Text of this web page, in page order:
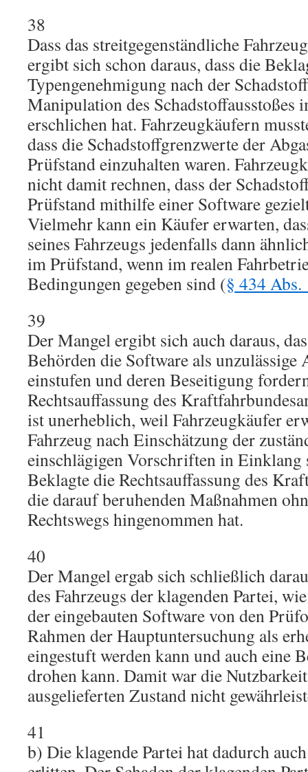
38
Dass das streitgegenständliche
ergibt sich schon daraus, dass die
Typengenehmigung nach der
Manipulation des Schadstoffausstoßes
erschlichen hat. Fahrzeugkäufern
dass die Schadstoffgrenzwerte der
Prüfstand einzuhalten waren.
nicht damit rechnen, dass der
Prüfstand mithilfe einer Software
Vielmehr kann ein Käufer erwarten,
seines Fahrzeugs jedenfalls dann
im Prüfstand, wenn im realen
Bedingungen gegeben sind (§ 434
39
Der Mangel ergibt sich auch daraus,
Behörden die Software als
einstufen und deren Beseitigung
Rechtsauffassung des
ist unerheblich, weil Fahrzeugkäufer
Fahrzeug nach Einschätzung der
einschlägigen Vorschriften in Einklang
Beklagte die Rechtsauffassung des
die darauf beruhenden Maßnahmen
Rechtswegs hingenommen hat.
40
Der Mangel ergab sich schließlich
des Fahrzeugs der klagenden Partei,
der eingebauten Software von den
Rahmen der Hauptuntersuchung als
eingestuft werden kann und auch eine
drohen kann. Damit war die
ausgelieferten Zustand nicht
41
b) Die klagende Partei hat dadurch